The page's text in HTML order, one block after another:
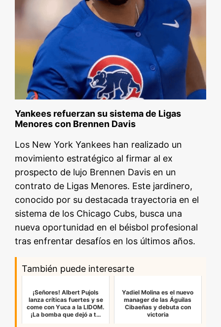
Yankees refuerzan su sistema de Ligas
Menores con Brennen Davis
Los New York Yankees han realizado un
movimiento estratégico al firmar al ex
prospecto de lujo Brennen Davis en un
contrato de Ligas Menores. Este jardinero,
conocido por su destacada trayectoria en el
sistema de los Chicago Cubs, busca una
nueva oportunidad en el béisbol profesional
tras enfrentar desafíos en los últimos años.
También puede interesarte
¡Señores! Albert Pujols
lanza críticas fuertes y se
come con Yuca a la LIDOM.
¡La bomba que dejó a t…
Yadiel Molina es el nuevo
manager de las Águilas
Cibaeñas y debuta con
victoria